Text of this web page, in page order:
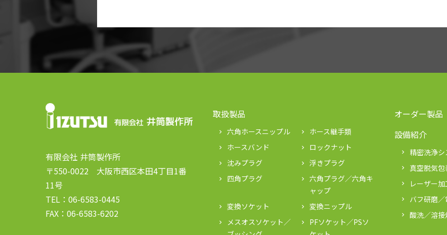
有限会社 井筒製作所
〒550-0022 大阪市西区本田4丁目1番
11号
TEL：06-6583-0445
FAX：06-6583-6202
取扱製品
keyboard_arrow_right 六角ホースニップル keyboard_arrow_right ホース継手類
keyboard_arrow_right ホースバンド keyboard_arrow_right ロックナット
keyboard_arrow_right 沈みプラグ keyboard_arrow_right 浮きプラグ
keyboard_arrow_right 四角プラグ keyboard_arrow_right
六角プラグ／六角キ
ャップ
keyboard_arrow_right 変換ソケット keyboard_arrow_right 変換ニップル
keyboard_arrow_right
メスオスソケット／
keyboard_arrow_right
PFソケット／PSソ
オーダー製品
設備紹介
keyboard_arrow_right 精密洗浄シ
keyboard_arrow_right 真空脱気包
keyboard_arrow_right レーザー
keyboard_arrow_right バフ研磨
keyboard_arrow_right 酸洗／溶接